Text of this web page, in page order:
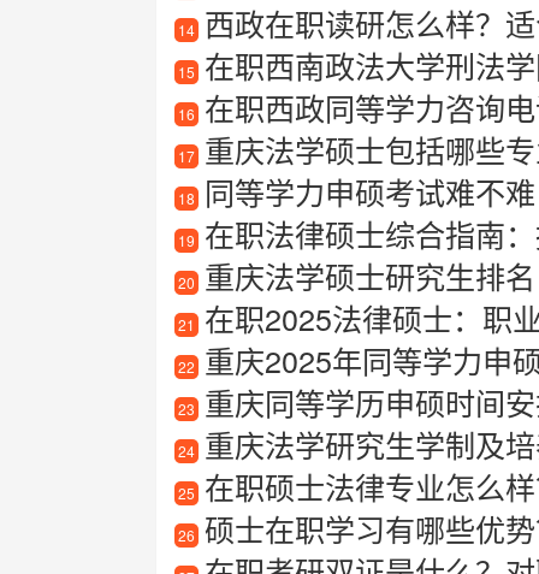
14 西政在职读研怎么样？
15 在职西南政法大学刑法
16 在职西政同等学力咨询
17 重庆法学硕士包括哪些
18 同等学力申硕考试难不难
19 在职法律硕士综合指南：
20 重庆法学硕士研究生排名
21 在职2025法律硕士：职
22 重庆2025年同等学力申
23 重庆同等学历申硕时间
24 重庆法学研究生学制及
25 在职硕士法律专业怎么
26 硕士在职学习有哪些优